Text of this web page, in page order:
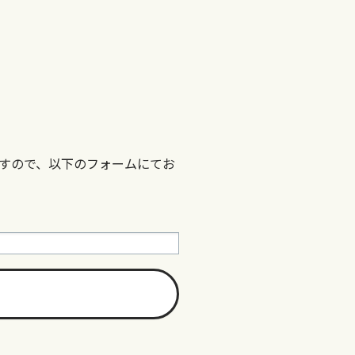
ので、以下のフォームにてお